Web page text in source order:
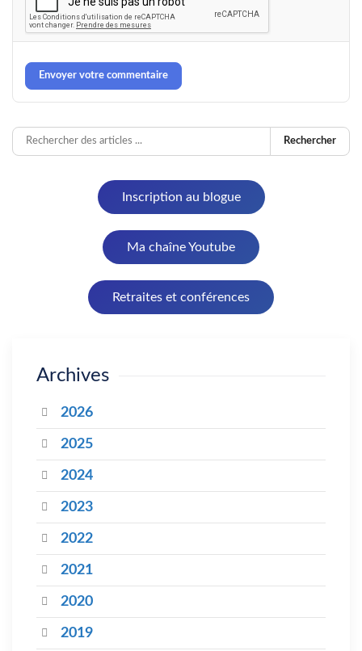
Envoyer votre commentaire
Rechercher
Inscription au blogue
Ma chaîne Youtube
Retraites et conférences
Archives
2026
2025
2024
2023
2022
2021
2020
2019